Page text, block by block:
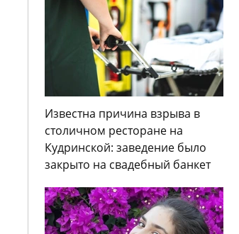
Известна причина взрыва в
столичном ресторане на
Кудринской: заведение было
закрыто на свадебный банкет